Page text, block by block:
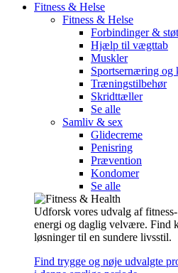
Fitness & Helse
Fitness & Helse
Forbindinger &
Hjælp til vægttab
Muskler
Sportsernæring og
Træningstilbehør
Skridttæller
Se alle
Samliv & sex
Glidecreme
Penisring
Prævention
Kondomer
Se alle
Udforsk vores udvalg af
energi og daglig velvære. Find
løsninger til en sundere livsstil.
Find trygge og nøje udvalgte